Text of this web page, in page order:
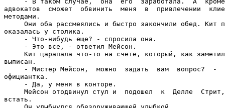
адвокатов  сможет  обвинить  меня  в  привлечении
методами.
Они оба рассмеялись и быстро закончили обед. Кит
оказалась у столика.
     - Что-нибудь еще? - спросила она.
     - Это все, - ответил Мейсон.
Кит царапала что-то на счете, который, как
выписан.
- Мистер Мейсон,  можно  задать  вам  вопрос?  -
официантка.
     - Да, у меня в конторе.
Мейсон отодвинул стул и  подошел  к  Делле
встать.